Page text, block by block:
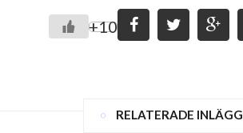
+10
RELATERADE INLÄGG